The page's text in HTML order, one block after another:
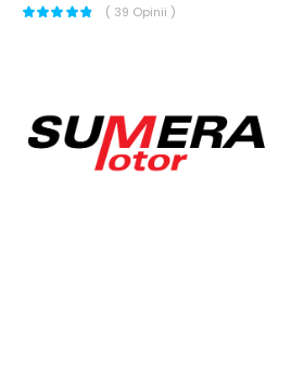
( 39 Opinii )